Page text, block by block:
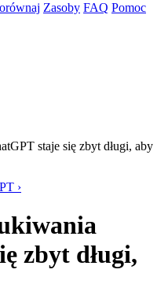
Zasoby FAQ Pomoc
staje się zbyt długi, aby
›
zbyt długi,